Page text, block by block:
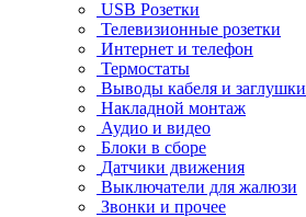
USB Розетки
Телевизионные розетки
Интернет и телефон
Термостаты
Выводы кабеля и заглушки
Накладной монтаж
Аудио и видео
Блоки в сборе
Датчики движения
Выключатели для жалюзи
Звонки и прочее